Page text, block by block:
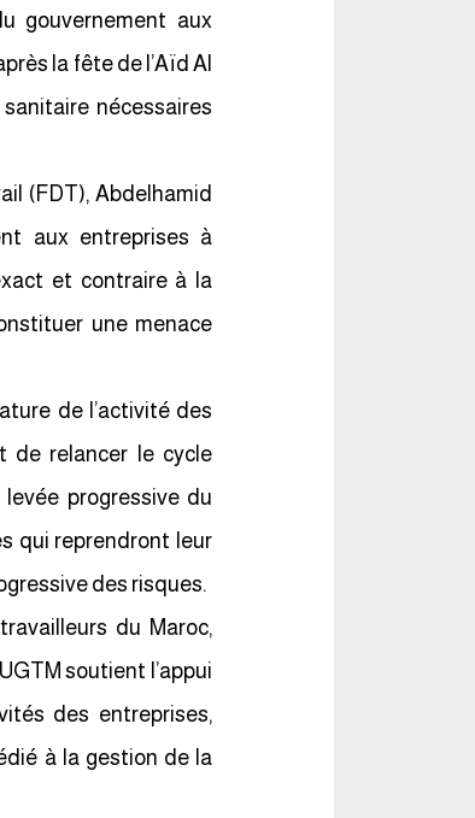
gouvernement aux
la fête de l’Aïd Al
nécessaires
(FDT), Abdelhamid
aux entreprises à
et contraire à la
une menace
de l’activité des
de relancer le cycle
progressive du
qui reprendront leur
des risques.
du Maroc,
soutient l’appui
des entreprises,
à la gestion de la